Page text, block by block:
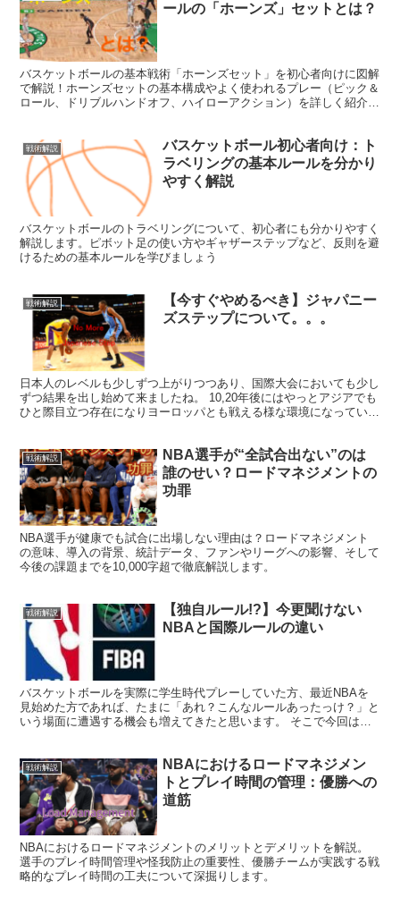
ールの「ホーンズ」セットとは？
バスケットボールの基本戦術「ホーンズセット」を初心者向けに図解
で解説！ホーンズセットの基本構成やよく使われるプレー（ピック＆
ロール、ドリブルハンドオフ、ハイローアクション）を詳しく紹介
戦術解説
バスケットボール初心者向け：ト
ラベリングの基本ルールを分かり
やすく解説
バスケットボールのトラベリングについて、初心者にも分かりやすく
解説します。ピボット足の使い方やギャザーステップなど、反則を避
けるための基本ルールを学びましょう
戦術解説
【今すぐやめるべき】ジャパニー
ズステップについて。。。
日本人のレベルも少しずつ上がりつつあり、国際大会においても少し
ずつ結果を出し始めて来ましたね。 10,20年後にはやっとアジアでも
ひと際目立つ存在になりヨーロッパとも戦える様な環境になっている
戦術解説
NBA選手が“全試合出ない”のは
誰のせい？ロードマネジメントの
功罪
NBA選手が健康でも試合に出場しない理由は？ロードマネジメント
の意味、導入の背景、統計データ、ファンやリーグへの影響、そして
今後の課題までを10,000字超で徹底解説します。
戦術解説
【独自ルール!?】今更聞けない
NBAと国際ルールの違い
バスケットボールを実際に学生時代プレーしていた方、最近NBAを
見始めた方であれば、たまに「あれ？こんなルールあったっけ？」と
いう場面に遭遇する機会も増えてきたと思います。 そこで今回は日
戦術解説
NBAにおけるロードマネジメン
トとプレイ時間の管理：優勝への
道筋
NBAにおけるロードマネジメントのメリットとデメリットを解説。
選手のプレイ時間管理や怪我防止の重要性、優勝チームが実践する戦
略的なプレイ時間の工夫について深掘りします。